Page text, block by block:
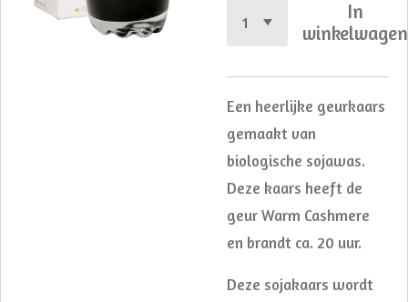
In
winkelwagen
Een heerlijke geurkaars
gemaakt van
biologische sojawas.
Deze kaars heeft de
geur Warm Cashmere
en brandt ca. 20 uur.
Deze sojakaars wordt